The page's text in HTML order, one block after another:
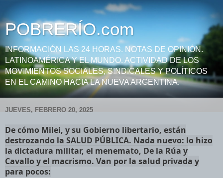
POBRERÍO.com
INFORMACIÓN LAS 24 HORAS. NOTAS DE OPINIÓN.
LATINOAMÉRICA Y EL MUNDO. ACTIVIDAD DE LOS
MOVIMIENTOS SOCIALES, SINDICALES Y POLÍTICOS
EN EL CAMINO HACIA LA NUEVA ARGENTINA.
JUEVES, FEBRERO 20, 2025
De cómo Milei, y su Gobierno libertario, están
destrozando la SALUD PÚBLICA. Nada nuevo: lo hizo
la dictadura militar, el menemato, De la Rúa y
Cavallo y el macrismo. Van por la salud privada y
para pocos: